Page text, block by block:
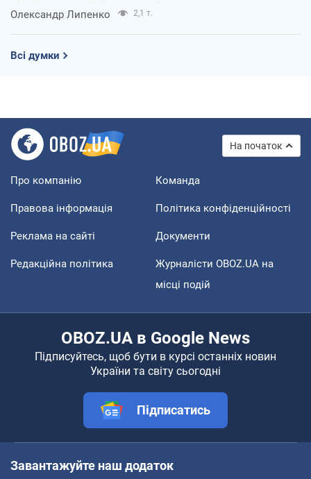
Олександр Липенко 2,1 т.
Всі думки
На початок
Про компанію Команда
Правова інформація Політика конфіденційності
Реклама на сайті Документи
Редакційна політика
Журналісти OBOZ.UA на
місці подій
OBOZ.UA в Google News
Підписуйтесь, щоб бути в курсі останніх новин
України та світу сьогодні
Підписатись
Завантажуйте наш додаток